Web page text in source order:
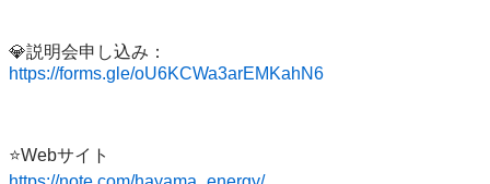
https://forms.gle/oU6KCWa3arEMKahN6